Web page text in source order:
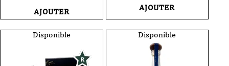
AJOUTER
AJOUTER
Disponible Disponible